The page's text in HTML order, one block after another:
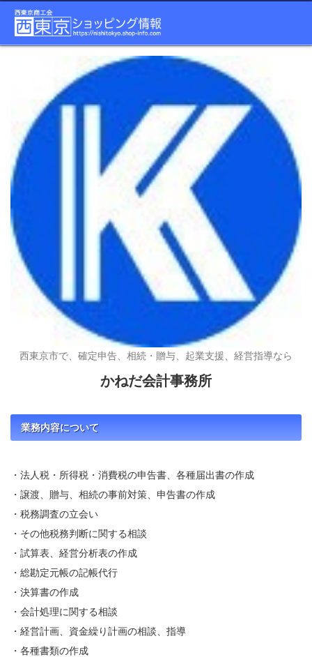
西東京市で、確定申告、相続・贈与、起業支援、経営指導なら
かねだ会計事務所
業務内容について
・法人税・所得税・消費税の申告書、各種届出書の作成
・譲渡、贈与、相続の事前対策、申告書の作成
・税務調査の立会い
・その他税務判断に関する相談
・試算表、経営分析表の作成
・総勘定元帳の記帳代行
・決算書の作成
・会計処理に関する相談
・経営計画、資金繰り計画の相談、指導
・各種書類の作成